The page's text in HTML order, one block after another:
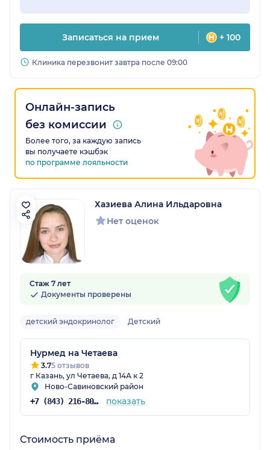
Записаться на прием + 100
Клиника перезвонит завтра после 09:00
Онлайн-запись
без комиссии
Более того, за каждую запись
вы получаете кэшбэк
по программе лояльности
Хазиева Алина Ильдаровна
Нет оценок
Стаж 7 лет
Документы проверены
детский эндокринолог Детский
Нурмед на Четаева
3.75 отзывов
г Казань, ул Четаева, д 14А к 2
Ново-Савиновский район
+7 (843) 216-80-18 показать
Стоимость приёма